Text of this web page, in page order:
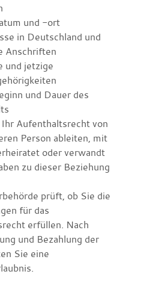
und -ort
in Deutschland und
Anschriften
und jetzige
und Dauer des
Aufenthaltsrecht von
Person ableiten, mit
oder verwandt
zu dieser Beziehung
prüft, ob Sie die
für das
erfüllen. Nach
und Bezahlung der
Sie eine